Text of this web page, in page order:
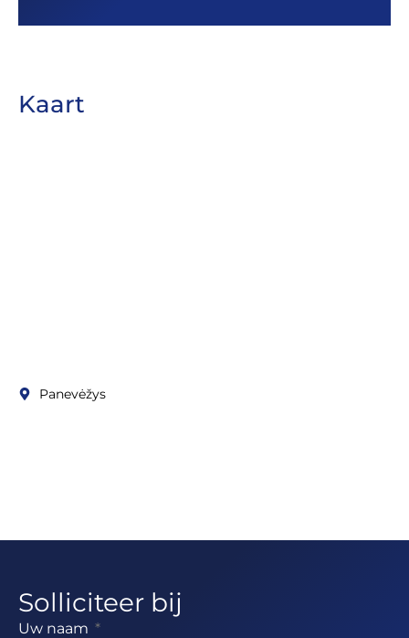
Kaart
Panevėžys
Solliciteer bij
Uw naam